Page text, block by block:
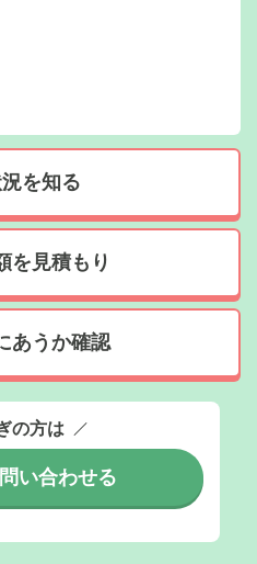
を知る
を見積もり
あうか確認
の方は
い合わせる